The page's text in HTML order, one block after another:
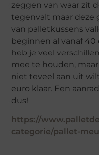
zeggen van waar zit
tegenvalt maar deze
van palletkussens
beginnen al vanaf
heb je veel
mee te houden,
niet teveel aan uit
euro klaar. Een
dus!
https://
categorie/pallet-